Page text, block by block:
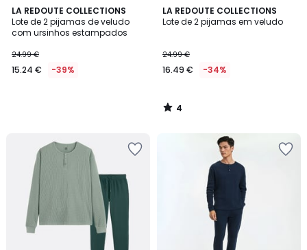
LA REDOUTE COLLECTIONS
Lote de 2 pijamas de veludo
com ursinhos estampados
24.99 €
15.24 € -39%
LA REDOUTE COLLECTIONS
Lote de 2 pijamas em veludo
24.99 €
16.49 € -34%
4
/
4
/